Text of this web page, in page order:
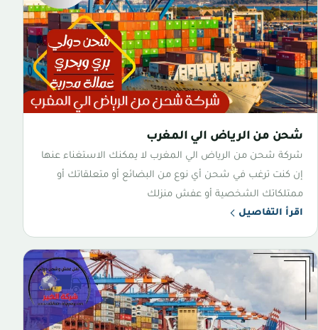
شحن من الرياض الي المغرب
شركة شحن من الرياض الي المغرب لا يمكنك الاستغناء عنها
إن كنت ترغب في شحن أي نوع من البضائع أو متعلقاتك أو
ممتلكاتك الشخصية أو عفش منزلك
اقرأ التفاصيل